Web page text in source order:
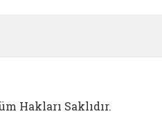
Hakları Saklıdır.